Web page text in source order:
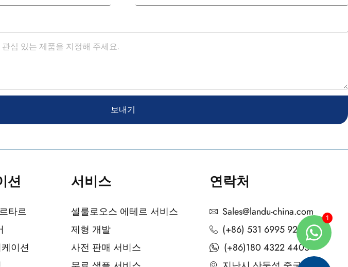
보내기
션
타르
이션
서비스
셀룰로오스 에테르 서비스
제형 개발
사전 판매 서비스
연락처
Sales@landu-china.com
(+86) 531 6995 9221
(+86)180 4322 4403